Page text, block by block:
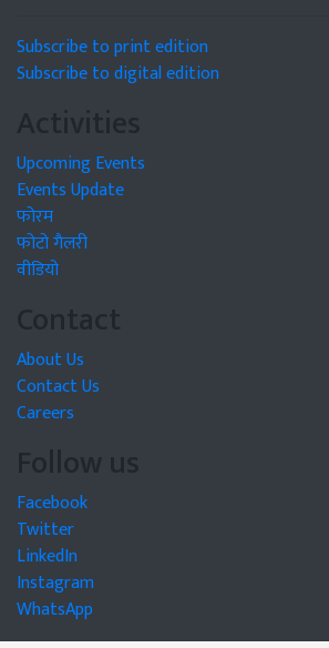
Subscribe to print edition
Subscribe to digital edition
Activities
Upcoming Events
Events Update
फोरम
फोटो गैलरी
वीडियो
Contact
About Us
Contact Us
Careers
Follow us
Facebook
Twitter
LinkedIn
Instagram
WhatsApp